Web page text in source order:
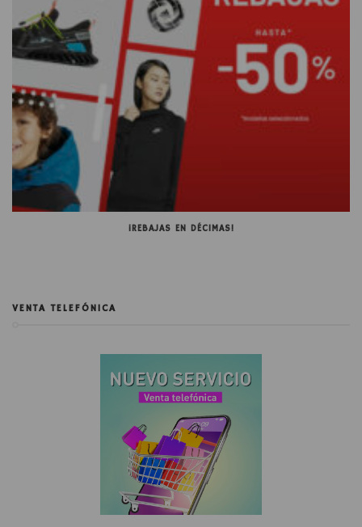
¡REBAJAS EN DÉCIMAS!
VENTA TELEFÓNICA